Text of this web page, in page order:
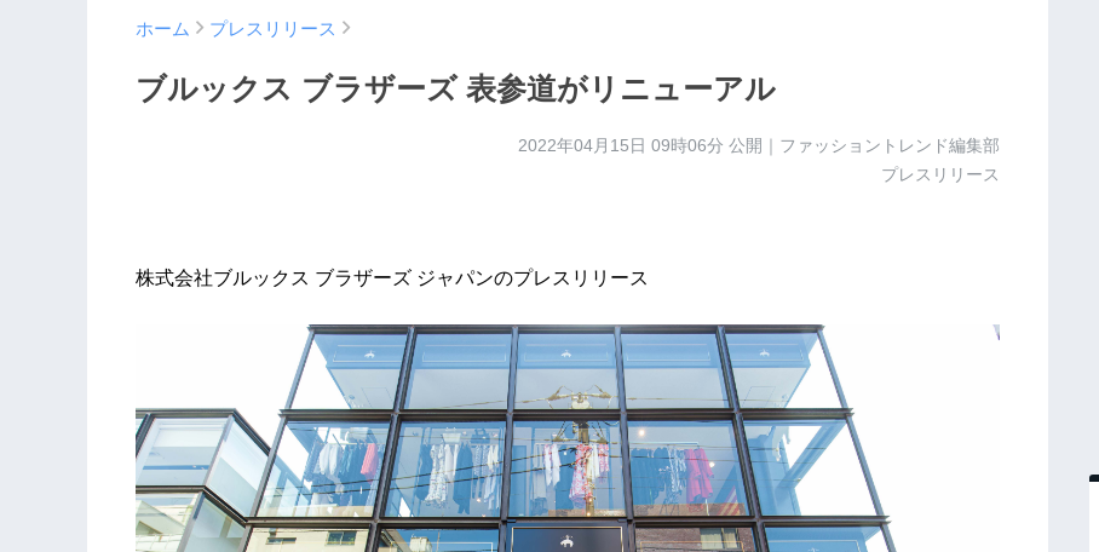
ホーム プレスリリース
ブルックス ブラザーズ 表参道がリニューアル
2022年04月15日 09時06分 公開｜ファッショントレンド編集部
プレスリリース
株式会社ブルックス ブラザーズ ジャパンのプレスリリース